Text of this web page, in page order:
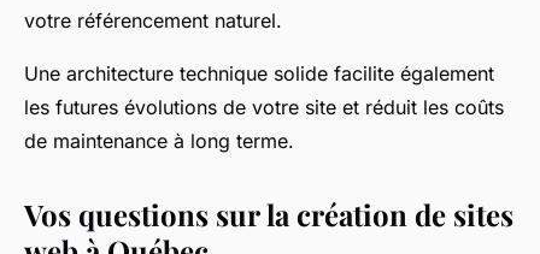
votre référencement naturel.
Une architecture technique solide facilite également
les futures évolutions de votre site et réduit les coûts
de maintenance à long terme.
Vos questions sur la création de sites